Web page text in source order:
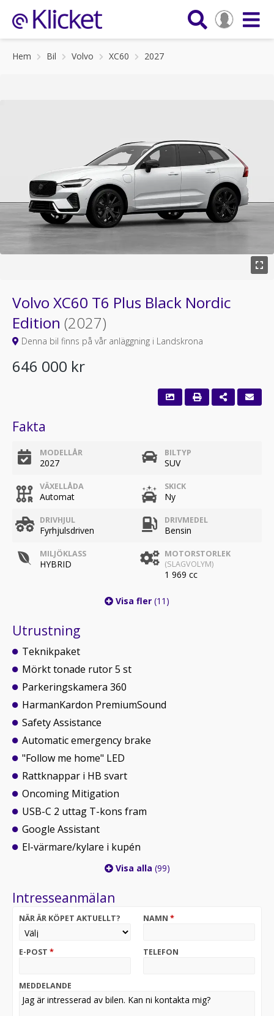
Hem Bil Volvo XC60 2027
Volvo XC60 T6 Plus Black Nordic
Edition (2027)
Denna bil finns på vår anläggning i Landskrona
646 000 kr
Fakta
MODELLÅR
2027
BILTYP
SUV
VÄXELLÅDA
Automat
SKICK
Ny
DRIVHJUL
Fyrhjulsdriven
DRIVMEDEL
Bensin
MILJÖKLASS
HYBRID
MOTORSTORLEK
(SLAGVOLYM)
1 969 cc
Visa fler (11)
Utrustning
Teknikpaket
Mörkt tonade rutor 5 st
Parkeringskamera 360
HarmanKardon PremiumSound
Safety Assistance
Automatic emergency brake
"Follow me home" LED
Rattknappar i HB svart
Oncoming Mitigation
USB-C 2 uttag T-kons fram
Google Assistant
El-värmare/kylare i kupén
Visa alla (99)
Intresseanmälan
NÄR ÄR KÖPET AKTUELLT? NAMN *
E-POST * TELEFON
MEDDELANDE